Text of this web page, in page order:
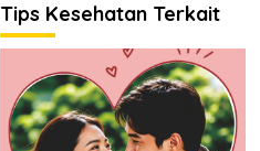
Tips Kesehatan Terkait